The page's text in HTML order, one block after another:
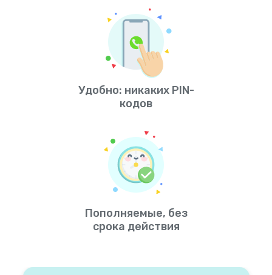
Удобно: никаких PIN-
кодов
Пополняемые, без
срока действия